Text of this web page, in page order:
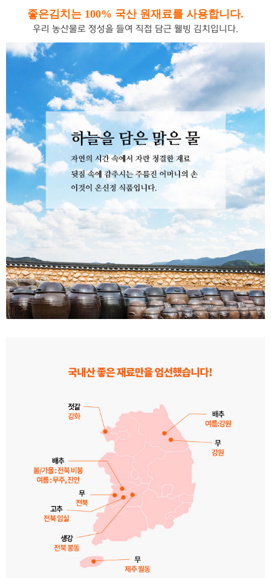
좋은김치는 100% 국산 원재료를 사용합니다.
우리 농산물로 정성을 들여 직접 담근 웰빙 김치입니다.